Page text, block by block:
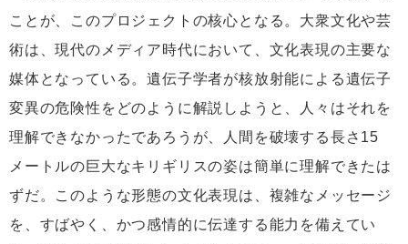
ことが、このプロジェクトの核心となる。大衆文化や芸
術は、現代のメディア時代において、文化表現の主要な
媒体となっている。遺伝子学者が核放射能による遺伝子
変異の危険性をどのように解説しようと、人々はそれを
理解できなかったであろうが、人間を破壊する長さ15
メートルの巨大なキリギリスの姿は簡単に理解できたは
ずだ。このような形態の文化表現は、複雑なメッセージ
を、すばやく、かつ感情的に伝達する能力を備えてい